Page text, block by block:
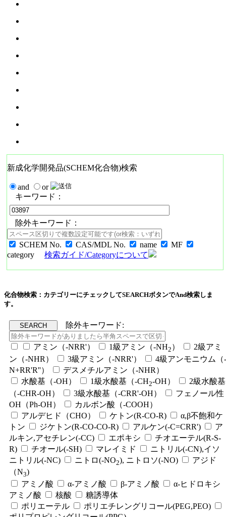
新成化学開発品(SCHEM化合物)検索
and
or
キーワード：
除外キーワード：
SCHEM No. CAS/MDL No. name
MF
category
検索ガイド/Categoryについて
化合物検索：カテゴリーにチェックしてSEARCHボタンでAnd検索しま
す。
除外キーワード:
アミン（-NRR'） 1級アミン（-NH2 ）
2級アミ
ン（-NHR）
3級アミン（-NRR'）
4級アンモニウム（-
N+RR'R''）
デスメチルアミン（-NHR）
水酸基（-OH）
1級水酸基（-CH2-OH）
2級水酸基
（-CHR-OH）
3級水酸基（-CRR'-OH）
フェノール性
OH（Ph-OH）
カルボン酸（-COOH）
アルデヒド（CHO）
ケトン(R-CO-R)
α,β不飽和ケ
トン
ジケトン(R-CO-CO-R) アルケン(-C=CRR')
ア
ルキン,アセチレン(-CC)
エポキシ
チオエーテル(R-S-
R)
チオール(-SH) マレイミド
ニトリル(-CN),イソ
ニトリル(-NC)
ニトロ(-NO2), ニトロソ(-NO)
アジド
（N3)
アミノ酸
α-アミノ酸 β-アミノ酸
α-ヒドロキシ
アミノ酸
核酸
糖誘導体
ポリエーテル
ポリエチレングリコール(PEG,PEO)